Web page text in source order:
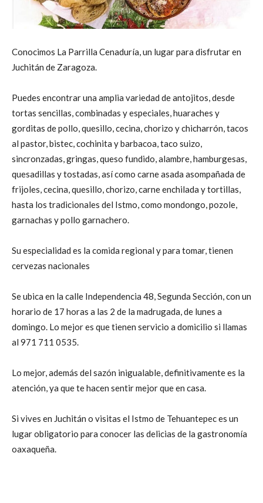
Conocimos La Parrilla Cenaduría, un lugar para disfrutar en
Juchitán de Zaragoza.
Puedes encontrar una amplia variedad de antojitos, desde
tortas sencillas, combinadas y especiales, huaraches y
gorditas de pollo, quesillo, cecina, chorizo y chicharrón, tacos
al pastor, bistec, cochinita y barbacoa, taco suizo,
sincronzadas, gringas, queso fundido, alambre, hamburgesas,
quesadillas y tostadas, así como carne asada asompañada de
frijoles, cecina, quesillo, chorizo, carne enchilada y tortillas,
hasta los tradicionales del Istmo, como mondongo, pozole,
garnachas y pollo garnachero.
Su especialidad es la comida regional y para tomar, tienen
cervezas nacionales
Se ubica en la calle Independencia 48, Segunda Sección, con un
horario de 17 horas a las 2 de la madrugada, de lunes a
domingo. Lo mejor es que tienen servicio a domicilio si llamas
al 971 711 0535.
Lo mejor, además del sazón inigualable, definitivamente es la
atención, ya que te hacen sentir mejor que en casa.
Si vives en Juchitán o visitas el Istmo de Tehuantepec es un
lugar obligatorio para conocer las delicias de la gastronomía
oaxaqueña.